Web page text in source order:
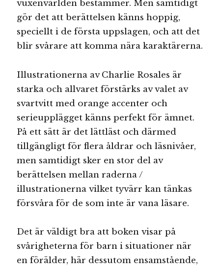
vuxenvärlden bestämmer. Men samtidigt
gör det att berättelsen känns hoppig,
speciellt i de första uppslagen, och att det
blir svårare att komma nära karaktärerna.
Illustrationerna av Charlie Rosales är
starka och allvaret förstärks av valet av
svartvitt med orange accenter och
serieupplägget känns perfekt för ämnet.
På ett sätt är det lättläst och därmed
tillgängligt för flera åldrar och läsnivåer,
men samtidigt sker en stor del av
berättelsen mellan raderna /
illustrationerna vilket tyvärr kan tänkas
försvåra för de som inte är vana läsare.
Det är väldigt bra att boken visar på
svårigheterna för barn i situationer när
en förälder, här dessutom ensamstående,